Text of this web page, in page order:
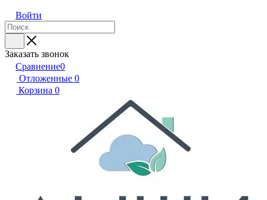
Войти
Заказать звонок
Сравнение0
Отложенные 0
Корзина 0